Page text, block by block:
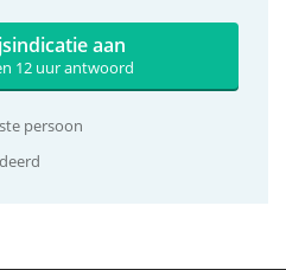
aan
12 uur antwoord
persoon